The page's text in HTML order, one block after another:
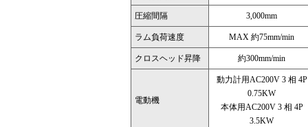
圧縮間隔 3,000mm
ラム負荷速度 MAX 約75mm/min
クロスヘッド昇降 約300mm/min
電動機
動力計用AC200V 3 相 4P
0.75KW
本体用AC200V 3 相 4P
3.5KW